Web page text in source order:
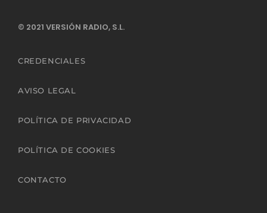
© 2021 VERSIÓN RADIO, S.L.
CREDENCIALES
AVISO LEGAL
POLÍTICA DE PRIVACIDAD
POLÍTICA DE COOKIES
CONTACTO